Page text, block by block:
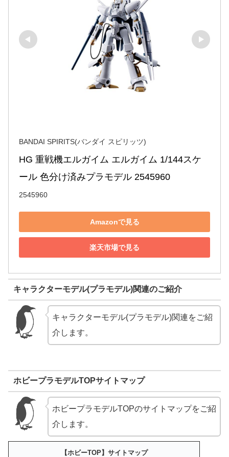
BANDAI SPIRITS(バンダイ スピリッツ)
HG 重戦機エルガイム エルガイム 1/144スケ
ール 色分け済みプラモデル 2545960
2545960
Amazonで見る
楽天市場で見る
キャラクターモデル(プラモデル)関連のご紹介
キャラクターモデル(プラモデル)関連をご紹
介します。
ホビープラモデルTOPサイトマップ
ホビープラモデルTOPのサイトマップをご紹
介します。
【ホビーTOP】サイトマップ